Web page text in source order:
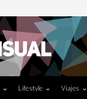
Lifestyle Viajes